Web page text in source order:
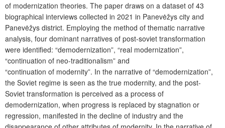
of modernization theories. The paper draws on a dataset of 43
biographical interviews collected in 2021 in Panevėžys city and
Panevėžys district. Employing the method of thematic narrative
analysis, four dominant narratives of post-soviet transformation
were identified: “demodernization”, “real modernization”,
“continuation of neo-traditionalism” and
“continuation of modernity”. In the narrative of “demodernization”,
the Soviet regime is seen as the true modernity, and the post-
Soviet transformation is perceived as a process of
demodernization, when progress is replaced by stagnation or
regression, manifested in the decline of industry and the